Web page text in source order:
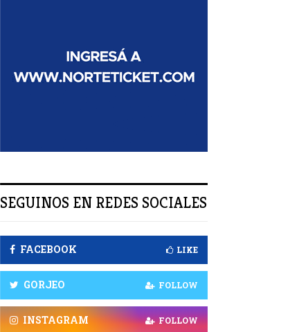
A
SEGUINOS EN REDES SOCIALES
FACEBOOK LIKE
GORJEO FOLLOW
INSTAGRAM FOLLOW